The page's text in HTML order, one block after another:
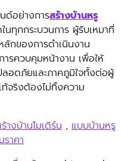
นด์อย่างการสร้างบ้านหรู
ทุกกระบวนการ ผู้รับเหมาที่
กของการดำเนินงาน
รควบคุมหน้างาน เพื่อให้
ลอดภัยและภาคภูมิใจทั้งต่อผู้
ท้จริงต้องไม่ทิ้งความ
างบ้านโมเดิร์น,แบบบ้านหรู
ราคา